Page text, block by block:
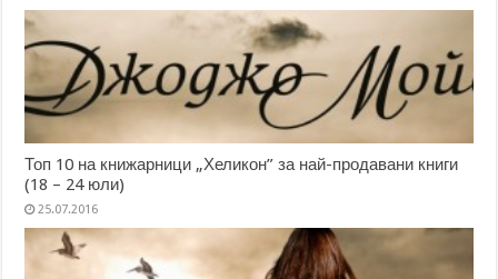
Топ 10 на книжарници „Хеликон” за най-продавани книги
(18 – 24 юли)
25.07.2016